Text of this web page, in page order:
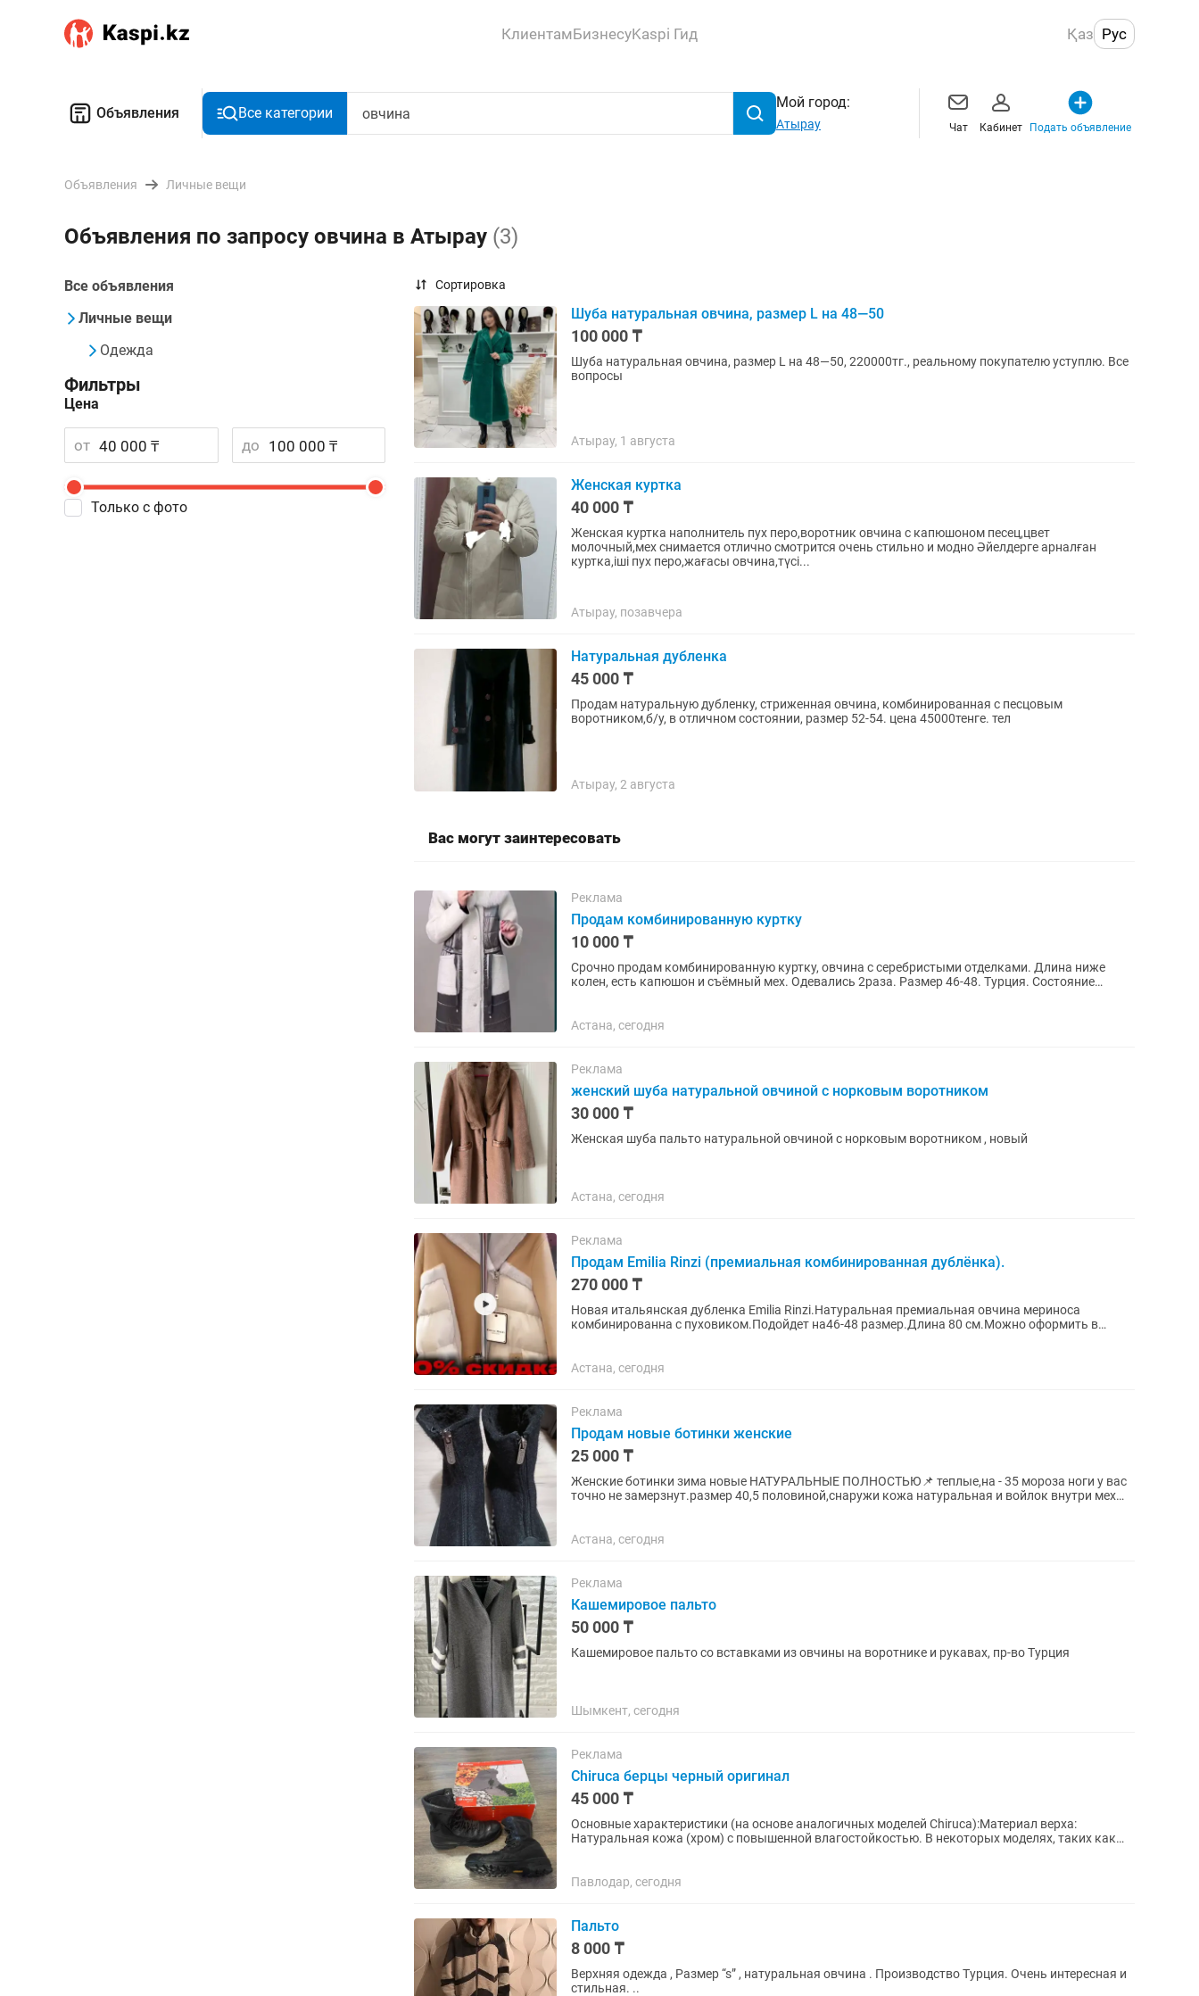
КлиентамБизнесуKaspi Гид Қаз Рус
Объявления Все категории
Мой город:
Атырау Чат Кабинет Подать объявление
Объявления Личные вещи
Объявления по запросу овчина в Атырау (3)
Все объявления
Личные вещи
Одежда
Фильтры
Цена
от до
Только с фото
Сортировка
Шуба натуральная овчина, размер L на 48—50
100 000 ₸
Шуба натуральная овчина, размер L на 48—50, 220000тг., реальному покупателю уступлю. Все
вопросы
Атырау, 1 августа
Женская куртка
40 000 ₸
Женская куртка наполнитель пух перо,воротник овчина с капюшоном песец,цвет
молочный,мех снимается отлично смотрится очень стильно и модно Әйелдерге арналған
куртка,іші пух перо,жағасы овчина,түсі...
Атырау, позавчера
Натуральная дубленка
45 000 ₸
Продам натуральную дубленку, стриженная овчина, комбинированная с песцовым
воротником,б/у, в отличном состоянии, размер 52-54. цена 45000тенге. тел
Атырау, 2 августа
Вас могут заинтересовать
Реклама
Продам комбинированную куртку
10 000 ₸
Срочно продам комбинированную куртку, овчина с серебристыми отделками. Длина ниже
колен, есть капюшон и съёмный мех. Одевались 2раза. Размер 46-48. Турция. Состояние
Астана, сегодня
Реклама
женский шуба натуральной овчиной с норковым воротником
30 000 ₸
Женская шуба пальто натуральной овчиной с норковым воротником , новый
Астана, сегодня
Реклама
Продам Emilia Rinzi (премиальная комбинированная дублёнка).
270 000 ₸
Новая итальянская дубленка Emilia Rinzi.Натуральная премиальная овчина мериноса
комбинированна с пуховиком.Подойдет на46-48 размер.Длина 80 см.Можно оформить в
Астана, сегодня
Реклама
Продам новые ботинки женские
25 000 ₸
Женские ботинки зима новые НАТУРАЛЬНЫЕ ПОЛНОСТЬЮ📌 теплые,на - 35 мороза ноги у вас
точно не замерзнут.размер 40,5 половиной,снаружи кожа натуральная и войлок внутри мех
Астана, сегодня
Реклама
Кашемировое пальто
50 000 ₸
Кашемировое пальто со вставками из овчины на воротнике и рукавах, пр-во Турция
Шымкент, сегодня
Реклама
Chiruca берцы черный оригинал
45 000 ₸
Основные характеристики (на основе аналогичных моделей Chiruca):Материал верха:
Натуральная кожа (хром) с повышенной влагостойкостью. В некоторых моделях, таких как
Павлодар, сегодня
Пальто
8 000 ₸
Верхняя одежда , Размер “s” , натуральная овчина . Производство Турция. Очень интересная и
стильная. ..